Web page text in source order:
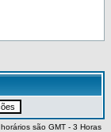
são GMT - 3 Horas